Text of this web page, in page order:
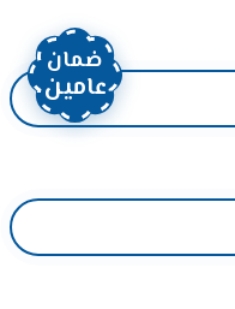
ضمان
عامين